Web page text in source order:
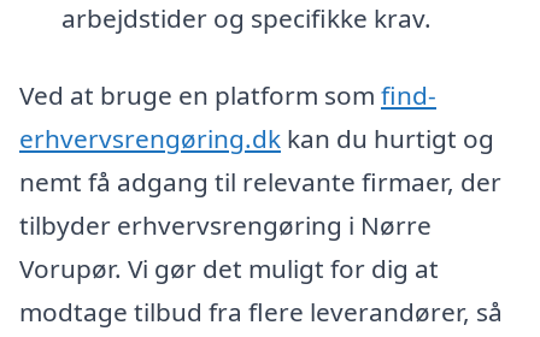
arbejdstider og specifikke krav.
Ved at bruge en platform som find-
erhvervsrengøring.dk kan du hurtigt og
nemt få adgang til relevante firmaer, der
tilbyder erhvervsrengøring i Nørre
Vorupør. Vi gør det muligt for dig at
modtage tilbud fra flere leverandører, så